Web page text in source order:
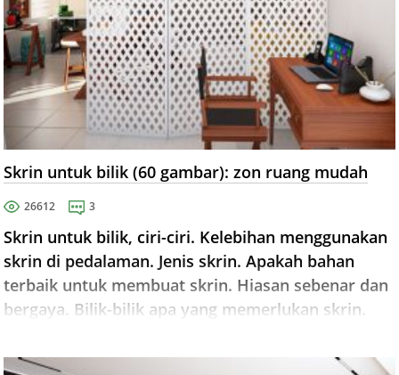
Skrin untuk bilik (60 gambar): zon ruang mudah
26612 3
Skrin untuk bilik, ciri-ciri. Kelebihan menggunakan
skrin di pedalaman. Jenis skrin. Apakah bahan
terbaik untuk membuat skrin. Hiasan sebenar dan
bergaya. Bilik-bilik apa yang memerlukan skrin.